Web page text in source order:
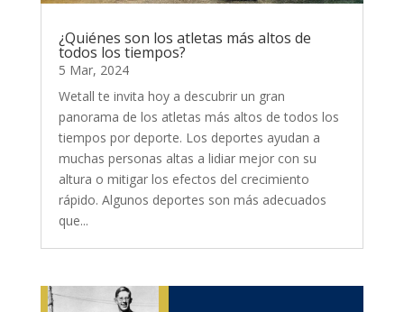
¿Quiénes son los atletas más altos de
todos los tiempos?
5 Mar, 2024
Wetall te invita hoy a descubrir un gran
panorama de los atletas más altos de todos los
tiempos por deporte. Los deportes ayudan a
muchas personas altas a lidiar mejor con su
altura o mitigar los efectos del crecimiento
rápido. Algunos deportes son más adecuados
que...